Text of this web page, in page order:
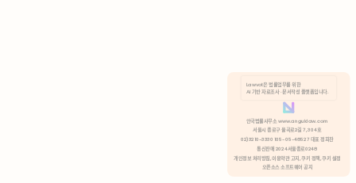
분석 쿠키 허용
Lawvot은 법률업무를 위한
AI 기반 자료조사 · 문서작성 플랫폼입니다.
안국법률사무소 www.anguklaw.com
서울시 종로구 율곡로2길 7, 304호
02)3210-3330 105-05-48527 대표 정희찬
통신판매 2024서울종로0248
개인정보 처리방침, 이용약관 고지, 쿠키 정책, 쿠키 설정
오픈소스 소프트웨어 공지